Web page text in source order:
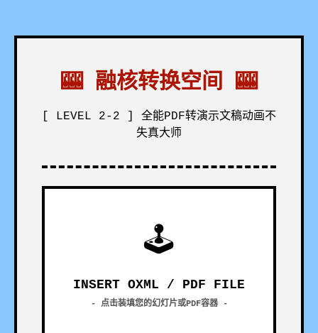
🎰 融核转换空间 🎰
[ LEVEL 2-2 ] 全能PDF转演示文稿动画不
失真大师
🕹
INSERT OXML / PDF FILE
- 点击装填您的幻灯片或PDF容器 -